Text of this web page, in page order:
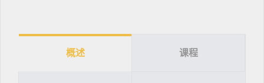
概述 课程